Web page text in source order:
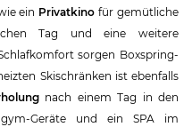
ein Privatkino für gemütliche
Tag und eine weitere
sorgen Boxspring-
Skischränken ist ebenfalls
nach einem Tag in den
Geräte und ein SPA im